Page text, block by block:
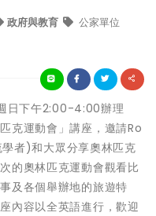
政府與教育 公家單位
日下午2:00-4:00辦理
克運動會」講座，邀請Ro
者)和大眾分享奧林匹克
的奧林匹克運動會觀看比
及各個舉辦地的旅遊特
內容以全英語進行，歡迎